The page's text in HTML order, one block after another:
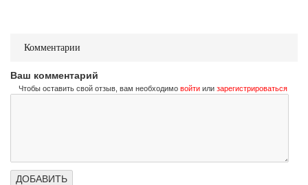
Комментарии
Ваш комментарий
Чтобы оставить свой отзыв, вам необходимо войти или зарегистрироваться